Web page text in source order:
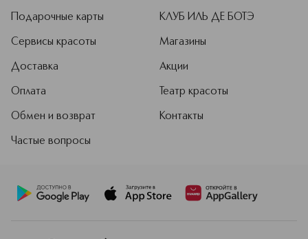
Подарочные карты
Сервисы красоты
Доставка
Оплата
Обмен и возврат
Частые вопросы
КЛУБ ИЛЬ ДЕ БОТЭ
Магазины
Акции
Театр красоты
Контакты